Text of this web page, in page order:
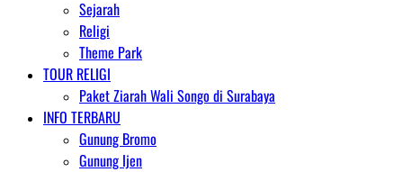
Sejarah
Religi
Theme Park
TOUR RELIGI
Paket Ziarah Wali Songo di Surabaya
INFO TERBARU
Gunung Bromo
Gunung Ijen